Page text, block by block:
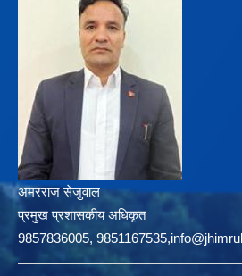
अमरराज सेजुवाल
प्रमुख प्रशासकीय अधिकृत
9857836005,